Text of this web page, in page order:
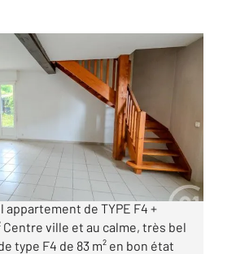
F4 à vendre
€
pas des commerces et au
appartement de TYPE F4 +
Centre ville et au calme, très bel
type F4 de 83 m² en bon état